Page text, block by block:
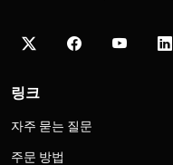
링크
자주 묻는 질문
주문 방법